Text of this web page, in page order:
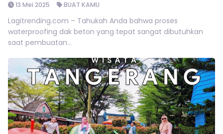
13 Mei 2025 BUAT KAMU
Lagitrending.com – Tahukah Anda bahwa proses
waterproofing dak beton yang tepat sangat dibutuhkan
saat pembuatan...